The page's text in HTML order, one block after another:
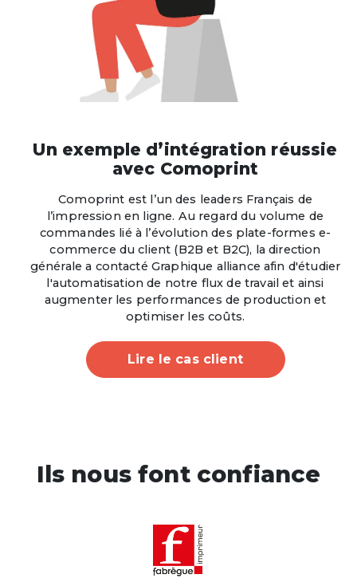
Un exemple d’intégration réussie
avec Comoprint
Comoprint est l’un des leaders Français de
l’impression en ligne. Au regard du volume de
commandes lié à l’évolution des plate-formes e-
commerce du client (B2B et B2C), la direction
générale a contacté Graphique alliance afin d'étudier
l'automatisation de notre flux de travail et ainsi
augmenter les performances de production et
optimiser les coûts.
Lire le cas client
Ils nous font confiance